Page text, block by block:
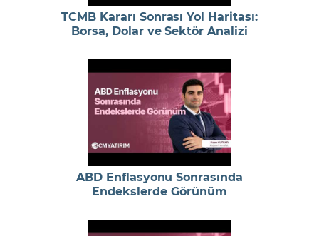
TCMB Kararı Sonrası Yol Haritası:
Borsa, Dolar ve Sektör Analizi
ABD Enflasyonu Sonrasında
Endekslerde Görünüm